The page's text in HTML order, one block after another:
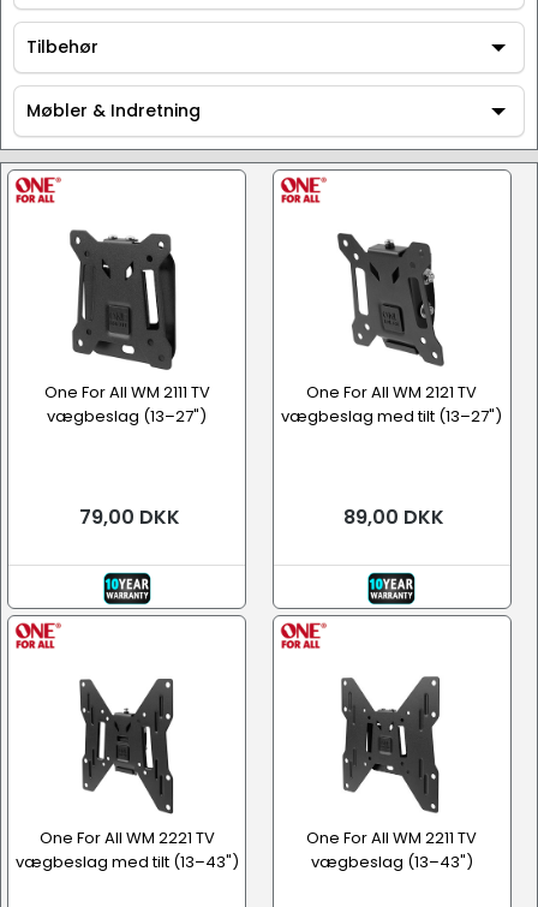
AV / Hi-Fi udstyr
Tilbehør
Tilbehør
Møbler & Indretning
Møbler & Indretning
One For All WM 2111 TV
vægbeslag (13–27")
79,00 DKK
One For All WM 2121 TV
vægbeslag med tilt (13–27")
89,00 DKK
One For All WM 2221 TV
vægbeslag med tilt (13–43")
One For All WM 2211 TV
vægbeslag (13–43")